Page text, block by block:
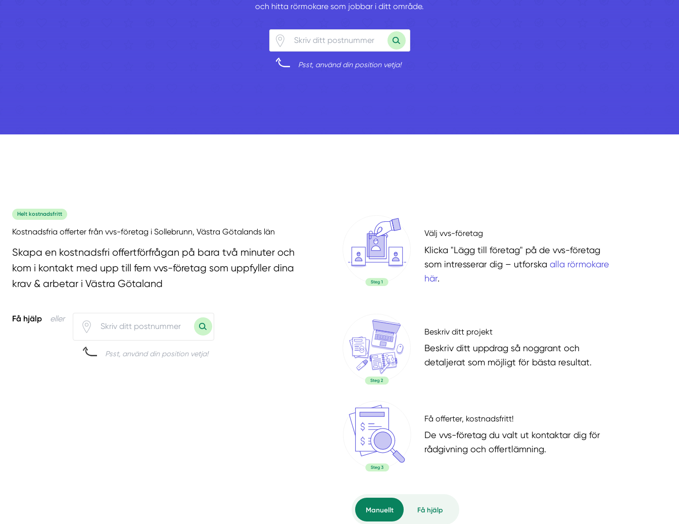
och hitta rörmokare som jobbar i ditt område.
Psst, använd din position vetja!
Helt kostnadsfritt
Kostnadsfria offerter från vvs-företag i Sollebrunn, Västra Götalands län
Skapa en kostnadsfri offertförfrågan på bara två minuter och
kom i kontakt med upp till fem vvs-företag som uppfyller dina
krav & arbetar i Västra Götaland
Få hjälp eller
Psst, använd din position vetja!
Välj vvs-företag
Klicka "Lägg till företag" på de vvs-företag
som intresserar dig – utforska alla rörmokare
här.
Beskriv ditt projekt
Beskriv ditt uppdrag så noggrant och
detaljerat som möjligt för bästa resultat.
Få offerter, kostnadsfritt!
De vvs-företag du valt ut kontaktar dig för
rådgivning och offertlämning.